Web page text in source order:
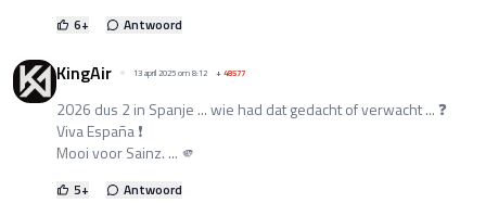
6+ Antwoord
KingAir 13 april 2025 om 8:12 +48577
2026 dus 2 in Spanje ... wie had dat gedacht of verwacht ... ❓
Viva España ❗️
Mooi voor Sainz. ... 🫵
5+ Antwoord